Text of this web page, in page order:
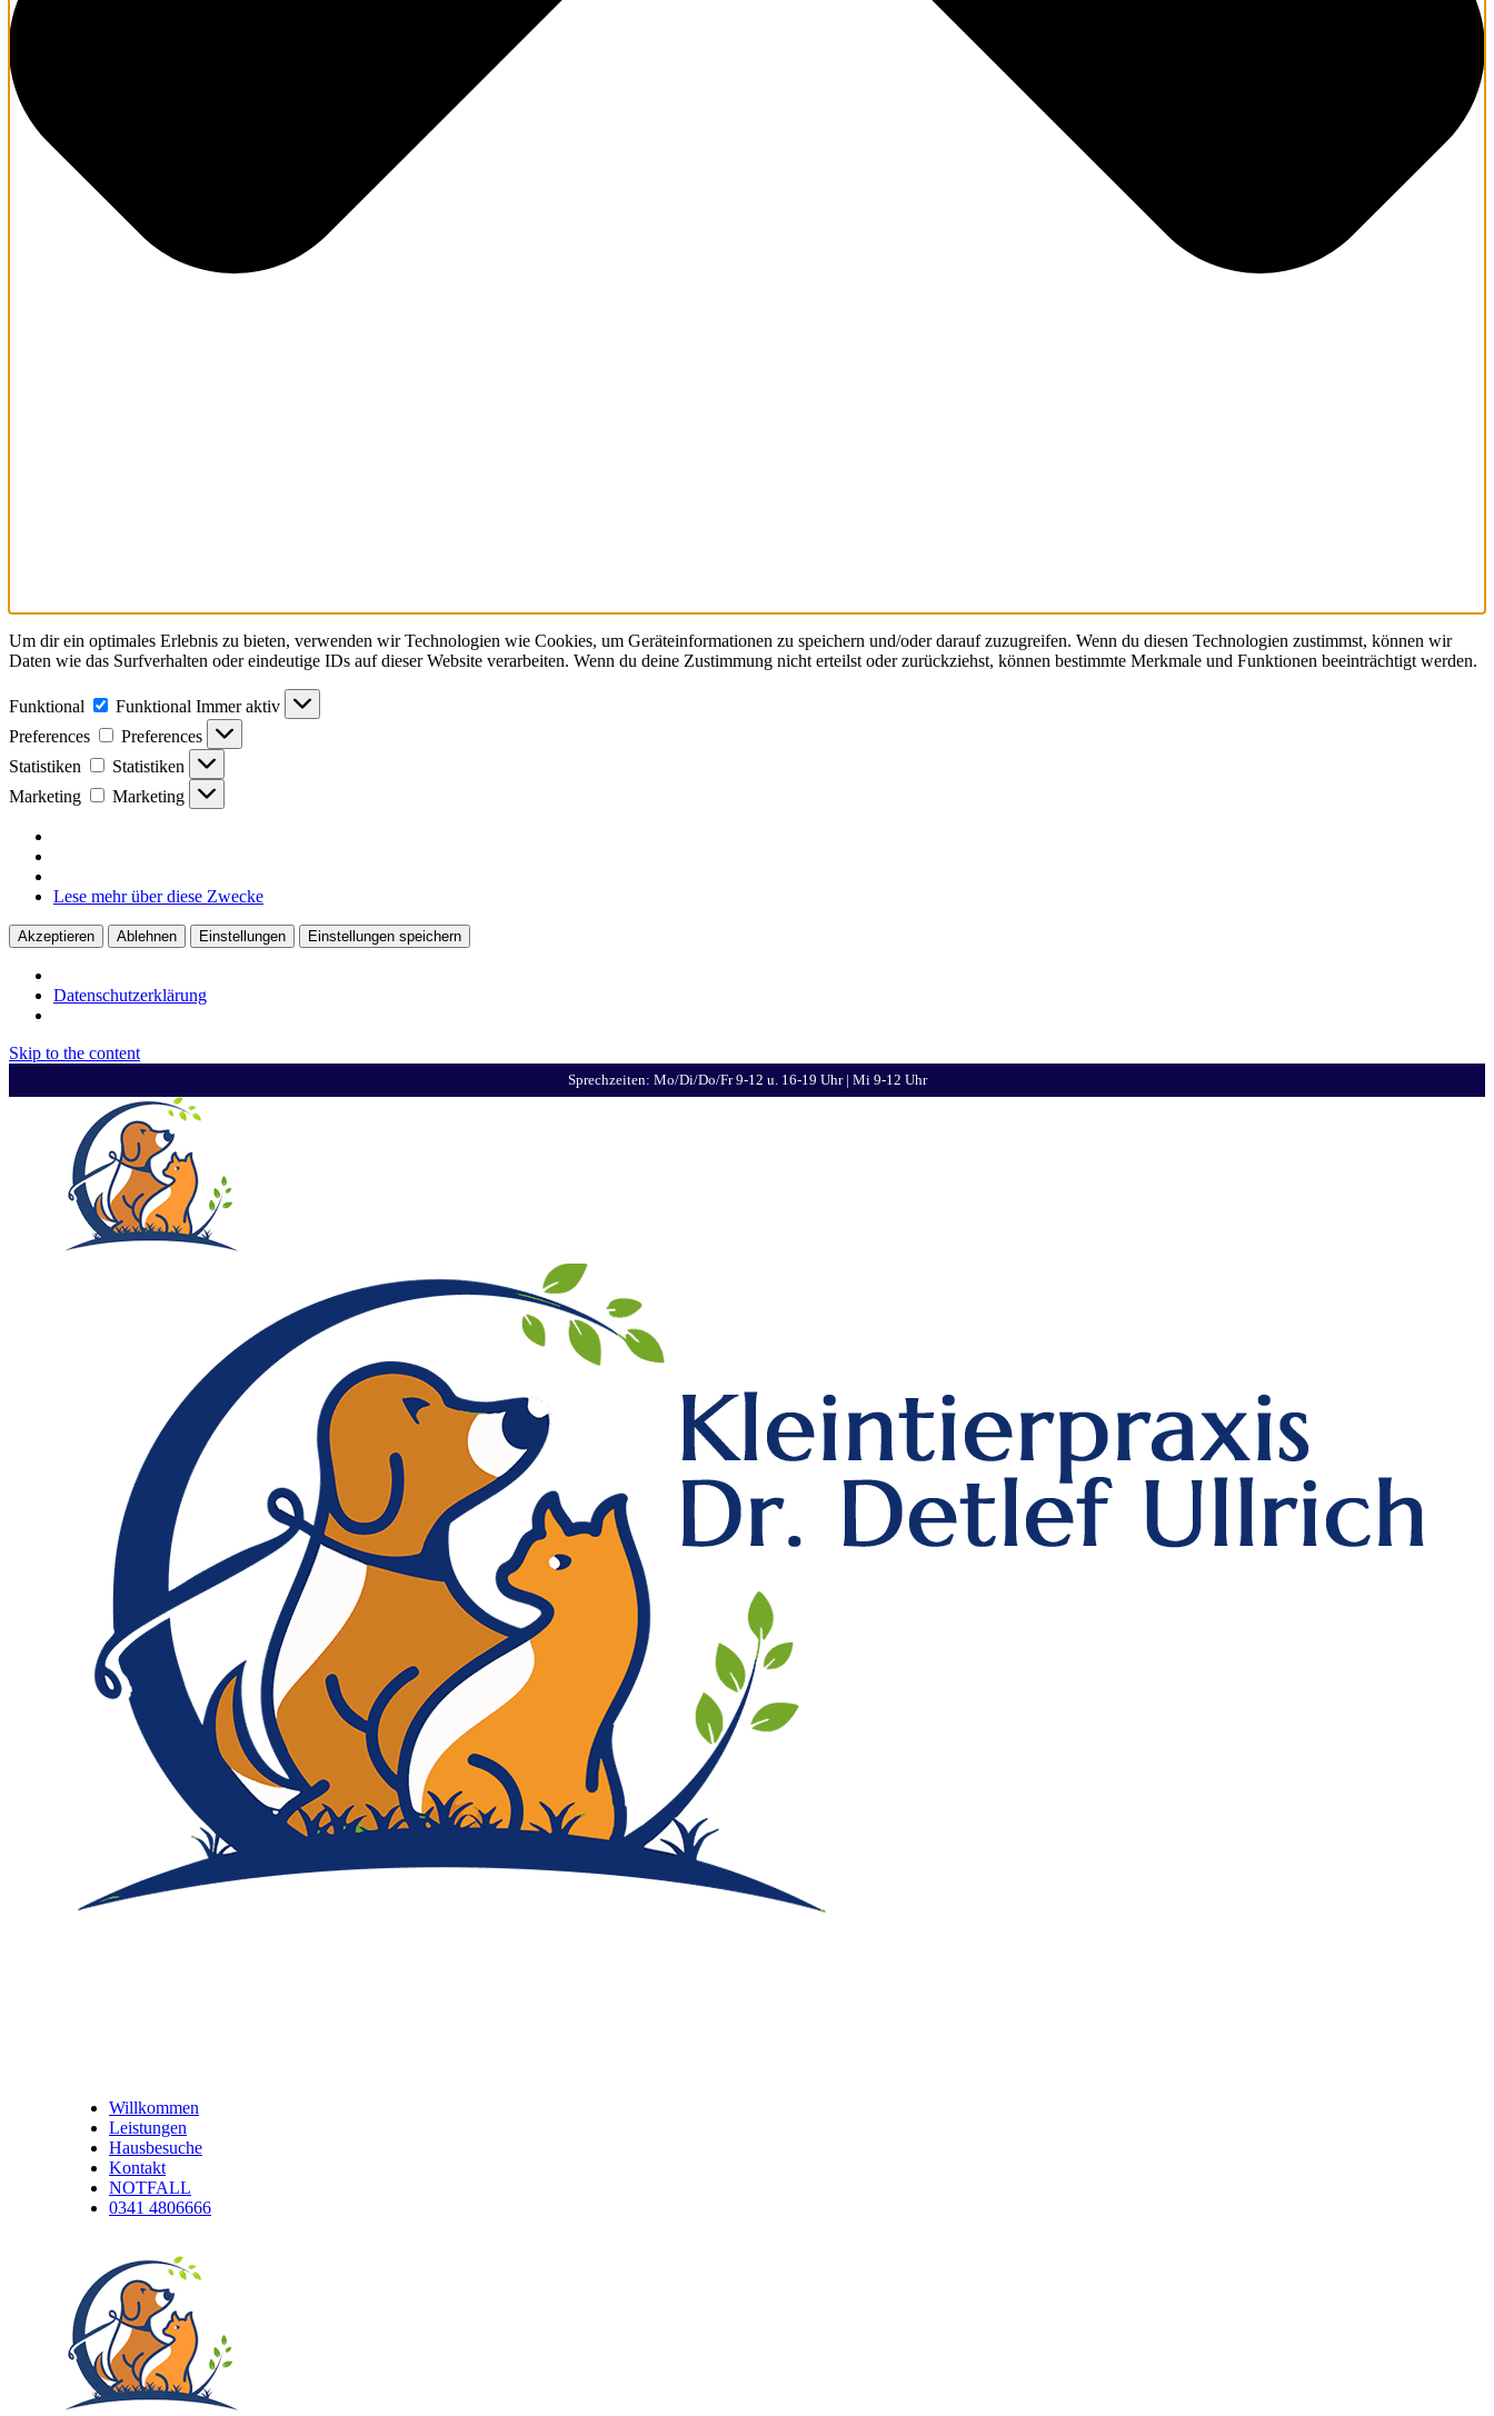
Um dir ein optimales Erlebnis zu bieten, verwenden wir Technologien wie Cookies, um Geräteinformationen zu speichern und/oder darauf zuzugreifen. Wenn du diesen Technologien zustimmst, können wir
Daten wie das Surfverhalten oder eindeutige IDs auf dieser Website verarbeiten. Wenn du deine Zustimmung nicht erteilst oder zurückziehst, können bestimmte Merkmale und Funktionen beeinträchtigt werden.
Funktional Funktional Immer aktiv
Preferences
Preferences
Statistiken
Statistiken
Marketing
Marketing
Lese mehr über diese Zwecke
Akzeptieren Ablehnen Einstellungen Einstellungen speichern
Datenschutzerklärung
Skip to the content
Willkommen
Leistungen
Hausbesuche
Kontakt
NOTFALL
0341 4806666